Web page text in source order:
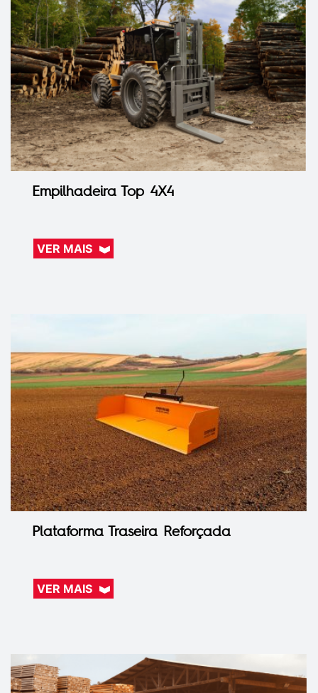
Empilhadeira Top 4X4
VER MAIS
Plataforma Traseira Reforçada
VER MAIS